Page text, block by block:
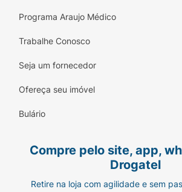
Programa Araujo Médico
Trabalhe Conosco
Seja um fornecedor
Ofereça seu imóvel
Bulário
Compre pelo site, app,
Drogatel
Retire na loja com agilidade e sem